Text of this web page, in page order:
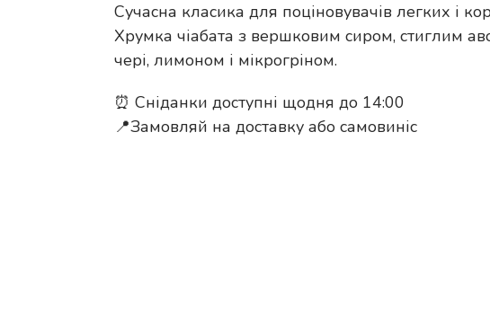
Сучасна класика для поціновувачів легких і
Хрумка чіабата з вершковим сиром, стиглим
чері, лимоном і мікрогріном.
⏰ Сніданки доступні щодня до 14:00
📍Замовляй на доставку або самовиніс